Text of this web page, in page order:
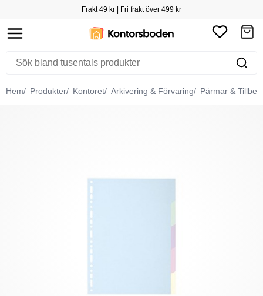
Frakt 49 kr | Fri frakt över 499 kr
Hem Produkter Kontoret Arkivering & Förvaring Pärmar &